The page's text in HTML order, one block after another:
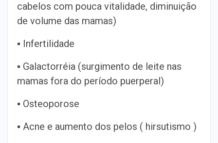
cabelos com pouca vitalidade, diminuição
de volume das mamas)
▪ Infertilidade
▪ Galactorréia (surgimento de leite nas
mamas fora do período puerperal)
▪ Osteoporose
▪ Acne e aumento dos pelos ( hirsutismo )